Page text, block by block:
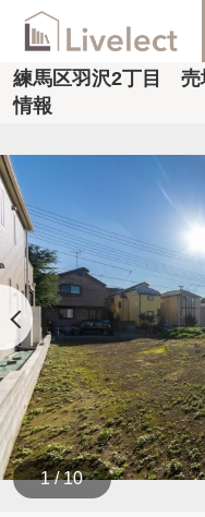
練馬区羽沢2丁目
情報
1 / 10